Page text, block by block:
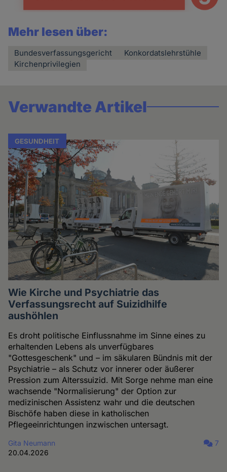
Mehr lesen über:
Bundesverfassungsgericht
Konkordatslehrstühle
Kirchenprivilegien
Verwandte Artikel
GESUNDHEIT
Wie Kirche und Psychiatrie das
Verfassungsrecht auf Suizidhilfe
aushöhlen
Es droht politische Einflussnahme im Sinne eines zu
erhaltenden Lebens als unverfügbares
"Gottesgeschenk" und – im säkularen Bündnis mit der
Psychiatrie – als Schutz vor innerer oder äußerer
Pression zum Alterssuizid. Mit Sorge nehme man eine
wachsende "Normalisierung" der Option zur
medizinischen Assistenz wahr und die deutschen
Bischöfe haben diese in katholischen
Pflegeeinrichtungen inzwischen untersagt.
Gita Neumann
20.04.2026
7